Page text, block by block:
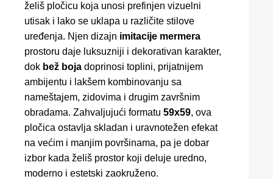
želiš pločicu koja unosi prefinjen vizuelni
utisak i lako se uklapa u različite stilove
uređenja. Njen dizajn imitacije mermera
prostoru daje luksuzniji i dekorativan karakter,
dok bež boja doprinosi toplini, prijatnijem
ambijentu i lakšem kombinovanju sa
nameštajem, zidovima i drugim završnim
obradama. Zahvaljujući formatu 59x59, ova
pločica ostavlja skladan i uravnotežen efekat
na većim i manjim površinama, pa je dobar
izbor kada želiš prostor koji deluje uredno,
moderno i estetski zaokruženo.